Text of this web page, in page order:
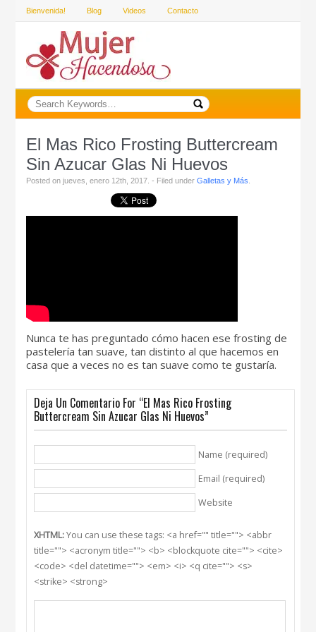
Bienvenida! Blog Videos Contacto
El Mas Rico Frosting Buttercream
Sin Azucar Glas Ni Huevos
Posted on jueves, enero 12th, 2017. - Filed underGalletas y Más
Nunca te has preguntado cómo hacen ese frosting de
pastelería tan suave, tan distinto al que hacemos en
casa que a veces no es tan suave como te gustaría.
Deja Un Comentario For “El Mas Rico Frosting
Buttercream Sin Azucar Glas Ni Huevos”
Name (required)
Email (required)
Website
XHTML:You can use these tags: <a href="" title=""> <abbr
title=""> <acronym title=""> <b> <blockquote cite=""> <cite>
<code> <del datetime=""> <em> <i> <q cite=""> <s>
<strike> <strong>